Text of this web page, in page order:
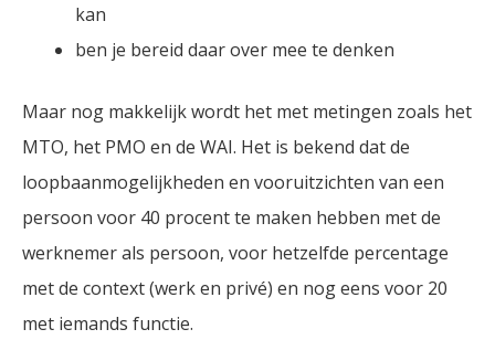
kan
ben je bereid daar over mee te denken
Maar nog makkelijk wordt het met metingen zoals het
MTO, het PMO en de WAI. Het is bekend dat de
loopbaanmogelijkheden en vooruitzichten van een
persoon voor 40 procent te maken hebben met de
werknemer als persoon, voor hetzelfde percentage
met de context (werk en privé) en nog eens voor 20
met iemands functie.